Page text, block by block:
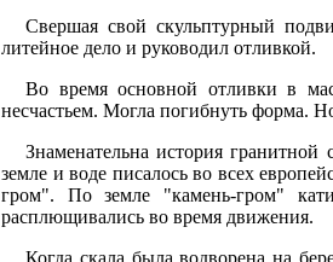
Свершая свой скульптурный
литейное дело и руководил отливкой.
Во время основной отливки в
несчастьем. Могла погибнуть форма.
Знаменательна история
земле и воде писалось во всех
гром". По земле "камень-гром"
расплющивались во время движения.